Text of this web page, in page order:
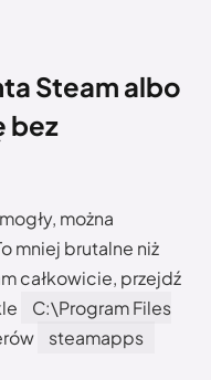
Steam albo
bez
można
mniej brutalne niż
całkowicie, przejdź
C:\Program Files
steamapps